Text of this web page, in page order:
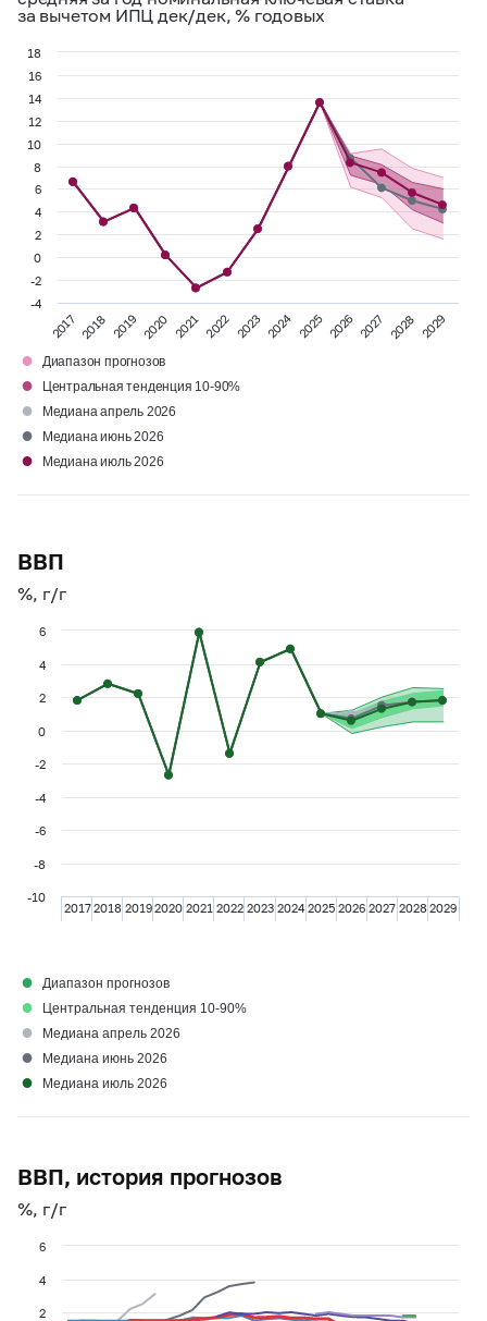
за вычетом ИПЦ дек/дек, % годовых
2017 2018 2019 2020 2021 2022 2023 2024 2025 2026 2027 2028 2029
-4
-2
0
2
4
6
8
10
12
14
16
18
● Диапазон прогнозов
● Центральная тенденция 10-90%
● Медиана апрель 2026
● Медиана июнь 2026
● Медиана июль 2026
ВВП
%, г/г
ВВП, история прогнозов
%, г/г
20172018 20192020 2021 2022 2023 2024 2025 2026 2027 20282029
-10
-8
-6
-4
-2
0
2
4
6
● Диапазон прогнозов
● Центральная тенденция 10-90%
● Медиана апрель 2026
● Медиана июнь 2026
● Медиана июль 2026
2
4
6